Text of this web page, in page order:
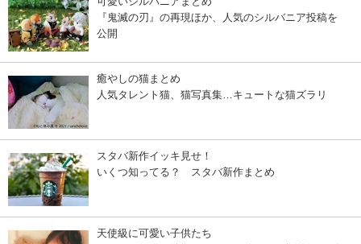
『鬼滅の刃』の再現ほか、人気のシルバニア投稿を
公開
癒やしの猫まとめ
人気タレント猫、猫写真集…キュートな猫ズラリ
スタバ新作イッキ見せ！
いくつ知ってる？ スタバ新作まとめ
天使級に可愛い子供たち